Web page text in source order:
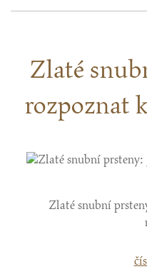
Zlaté
rozpoznat
Zlaté snubní